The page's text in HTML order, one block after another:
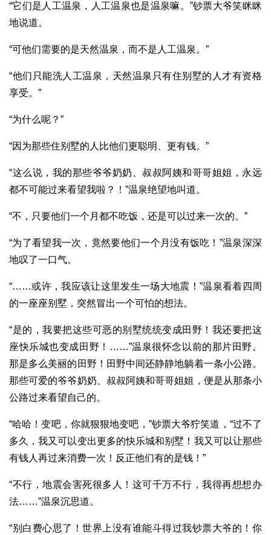
“它们是人工温泉，人工温泉也是温泉嘛。”钞票大爷笑眯眯
地说道。
“可他们需要的是天然温泉，而不是人工温泉。”
“他们只能洗人工温泉，天然温泉只有住别墅的人才有资格
享受。”
“为什么呢？”
“因为那些住别墅的人比他们更聪明、更有钱。”
“这么说，我的那些爷爷奶奶、叔叔阿姨和哥哥姐姐，永远
都不可能过来看望我啦？！”温泉绝望地叫道。
“不，只要他们一个月都不吃饭，还是可以过来一次的。”
“为了看望我一次，竟然要他们一个月没有饭吃！”温泉深深
地叹了一口气。
“……或许，我应该让这里发生一场大地震！”温泉看着四周
的一座座别墅，突然冒出一个可怕的想法。
“是的，我要把这些可恶的别墅统统变成田野！我还要把这
座快乐城也变成田野！……”温泉很怀念以前的那片田野。
那是多么美丽的田野！田野中间还静静地躺着一条小公路。
那些可爱的爷爷奶奶、叔叔阿姨和哥哥姐姐，便是从那条小
公路过来看望自己的。
“哈哈！变吧，你就狠狠地变吧，”钞票大爷狞笑道，“过不了
多久，我又可以变出更多的快乐城和别墅！我又可以让那些
有钱人再过来消费一次！反正他们有的是钱！”
“不行，地震会害死很多人！这可千万不行，我得再想想办
法……”温泉沉思道。
“别白费心思了！世界上没有谁能斗得过我钞票大爷的！你